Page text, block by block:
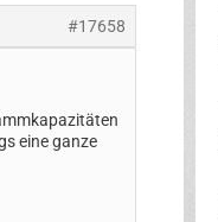
#17658
eine ganze